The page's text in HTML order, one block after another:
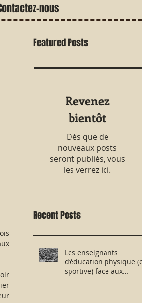
Featured Posts
Revenez
bientôt
Dès que de
nouveaux posts
seront publiés, vous
les verrez ici.
Recent Posts
Les enseignants
d’éducation physique (et
sportive) face aux
nous